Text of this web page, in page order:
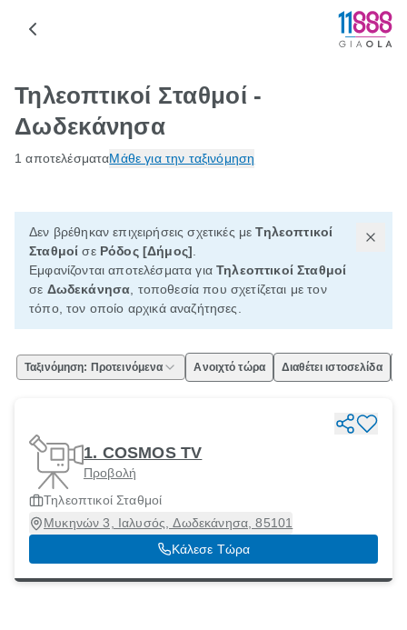
Τηλεοπτικοί Σταθμοί -
Δωδεκάνησα
1 αποτελέσματαΜάθε για την ταξινόμηση
Δεν βρέθηκαν επιχειρήσεις σχετικές μεΤηλεοπτικοί
Σταθμοί σε Ρόδος [Δήμος]
Εμφανίζονται αποτελέσματα γιαΤηλεοπτικοί Σταθμοί
σε Δωδεκάνησα , τοποθεσία που σχετίζεται με τον
τόπο, τον οποίο αρχικά αναζήτησες.
Ταξινόμηση: Προτεινόμενα Ανοιχτό τώρα Διαθέτει ιστοσελίδα
1. COSMOS TV
Προβολή
Τηλεοπτικοί Σταθμοί
Μυκηνών 3, Ιαλυσός, Δωδεκάνησα, 85101
Κάλεσε Τώρα